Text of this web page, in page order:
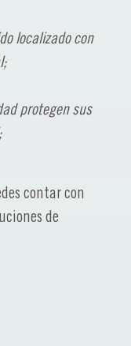
localizado con
protegen sus
contar con
de